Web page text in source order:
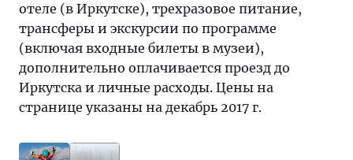
отеле (в Иркутске), трехразовое питание,
трансферы и экскурсии по программе
(включая входные билеты в музеи),
дополнительно оплачивается проезд до
Иркутска и личные расходы. Цены на
странице указаны на декабрь 2017 г.